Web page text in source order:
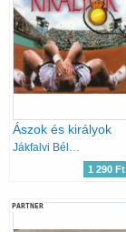
Ászok és királyok
Jákfalvi Béla; Peterdi Pál
1 290 Ft
PARTNER